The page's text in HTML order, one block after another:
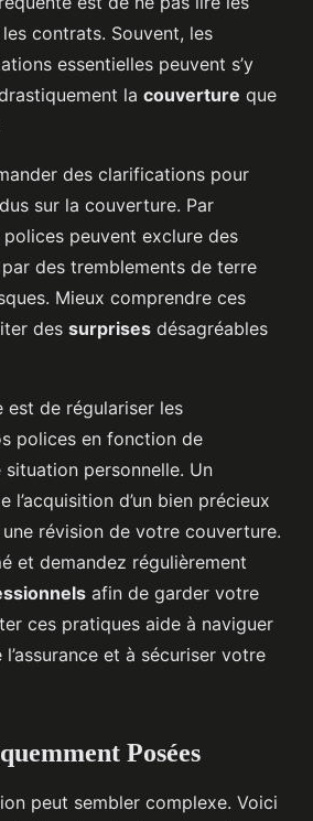
contrats. Souvent, les
essentielles peuvent s’y
la couverture que
des clarifications pour
sur la couverture. Par
peuvent exclure des
des tremblements de terre
Mieux comprendre ces
des surprises désagréables
est de régulariser les
polices en fonction de
situation personnelle. Un
l’acquisition d’un bien précieux
révision de votre couverture.
et demandez régulièrement
afin de garder votre
ces pratiques aide à naviguer
l’assurance et à sécuriser votre
Posées
peut sembler complexe. Voici